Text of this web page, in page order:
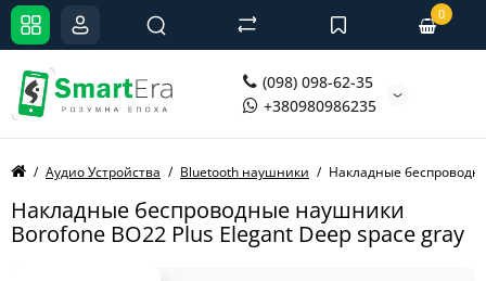
(098) 098-62-35
+380980986235
0
Аудио Устройства Bluetooth наушники Накладные
Накладные беспроводные наушники
Borofone BO22 Plus Elegant Deep space gray